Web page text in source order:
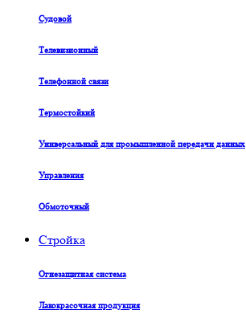
Судовой
Телевизионный
Телефонной связи
Термостойкий
Универсальный для промышленной передачи данных
Управления
Обмоточный
Стройка
Огнезащитная система
Лакокрасочная продукция